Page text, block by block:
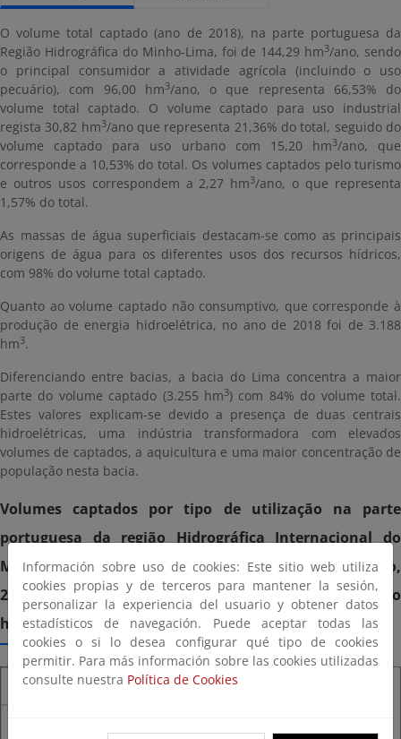
O volume total captado (ano de 2018), na parte portuguesa da
Região Hidrográfica do Minho-Lima, foi de 144,29 hm3/ano, sendo
o principal consumidor a atividade agrícola (incluindo o uso
pecuário), com 96,00 hm3/ano, o que representa 66,53% do
volume total captado. O volume captado para uso industrial
regista 30,82 hm3/ano que representa 21,36% do total, seguido do
volume captado para uso urbano com 15,20 hm3/ano, que
corresponde a 10,53% do total. Os volumes captados pelo turismo
e outros usos correspondem a 2,27 hm3/ano, o que representa
1,57% do total.
As massas de água superficiais destacam-se como as principais
origens de água para os diferentes usos dos recursos hídricos,
com 98% do volume total captado.
Quanto ao volume captado não consumptivo, que corresponde à
produção de energia hidroelétrica, no ano de 2018 foi de 3.188
hm3.
Diferenciando entre bacias, a bacia do Lima concentra a maior
parte do volume captado (3.255 hm3) com 84% do volume total.
Estes valores explicam-se devido a presença de duas centrais
hidroelétricas, uma indústria transformadora com elevados
volumes de captados, a aquicultura e uma maior concentração de
população nesta bacia.
Volumes captados por tipo de utilização na parte
portuguesa da região Hidrográfica Internacional do
Minho-Lima (terceiro ciclo de planeamento hidrológico,
2022-2027). Fonte: plano de gestão de região
hidrográfica:
Setor
Información sobre uso de cookies: Este sitio web utiliza
cookies propias y de terceros para mantener la sesión,
personalizar la experiencia del usuario y obtener datos
estadísticos de navegación. Puede aceptar todas las
cookies o si lo desea configurar qué tipo de cookies
permitir. Para más información sobre las cookies utilizadas
consulte nuestra Política de Cookies